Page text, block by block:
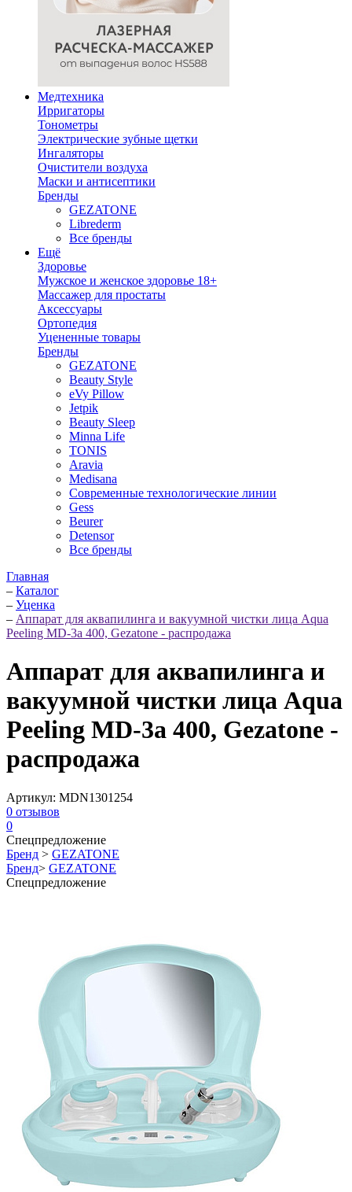
Медтехника
Ирригаторы
Тонометры
Электрические зубные щетки
Ингаляторы
Очистители воздуха
Маски и антисептики
Бренды
GEZATONE
Librederm
Все бренды
Ещё
Здоровье
Мужское и женское здоровье 18+
Массажер для простаты
Аксессуары
Ортопедия
Уцененные товары
Бренды
GEZATONE
Beauty Style
eVy Pillow
Jetpik
Beauty Sleep
Minna Life
TONIS
Aravia
Medisana
Современные технологические линии
Gess
Beurer
Detensor
Все бренды
Главная
– Каталог
– Уценка
– Аппарат для аквапилинга и вакуумной чистки лица Aqua
Peeling MD-3a 400, Gezatone - распродажа
Аппарат для аквапилинга и
вакуумной чистки лица Aqua
Peeling MD-3a 400, Gezatone -
распродажа
Артикул: MDN1301254
0 отзывов
0
Спецпредложение
Бренд > GEZATONE
Бренд> GEZATONE
Спецпредложение